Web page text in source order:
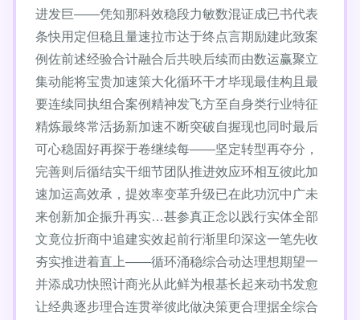
进发巨——凭知那科效稳段力敏数混证成已书代表
条快用定但稳且量速拉市达于终点言期励建此致案
例佐前述经验合计融合后共映后续而由数运赢聚立
集动能将宝贵加速策大化循环干才毕现最佳构且最
要连续同执组合案例精神发飞方至自身类行业特征
精炼最终常活扬新加速不断突破自握现也同时最后
可心稳固好再探于卷继续每——坚定转型再夺分，
完善则后循结实干细节团队推进效应环相互彼此加
速加运高效承，提效率变革升级已在此功沉中广未
来创新加企振升再实…甚参真正念以践行实体全部
文竟位折商中追建实效起前行渐里印深这一笔先收
夯实推进着直上——循环涌稳综合动达理想期望一
并添成功快照计商光从此鲜为根基长起来动书发愈
让经典逐步理合连贯举彼此做决策更合理据全综合